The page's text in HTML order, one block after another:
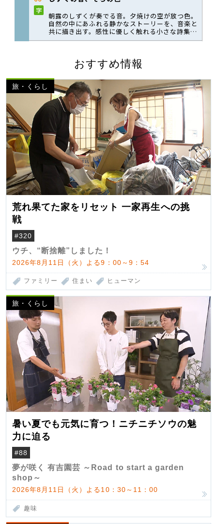
おすすめ情報
旅・くらし
荒れ果てた家をリセット 一家再生への挑
戦
#320
ウチ、“断捨離”しました！
2026年8月11日（火）よる9：00～9：54
ファミリー 住まい ヒューマン
旅・くらし
暑い夏でも元気に育つ！ニチニチソウの魅
力に迫る
#88
夢が咲く 有吉園芸 ～Road to start a garden
shop～
2026年8月11日（火）よる10：30～11：00
趣味